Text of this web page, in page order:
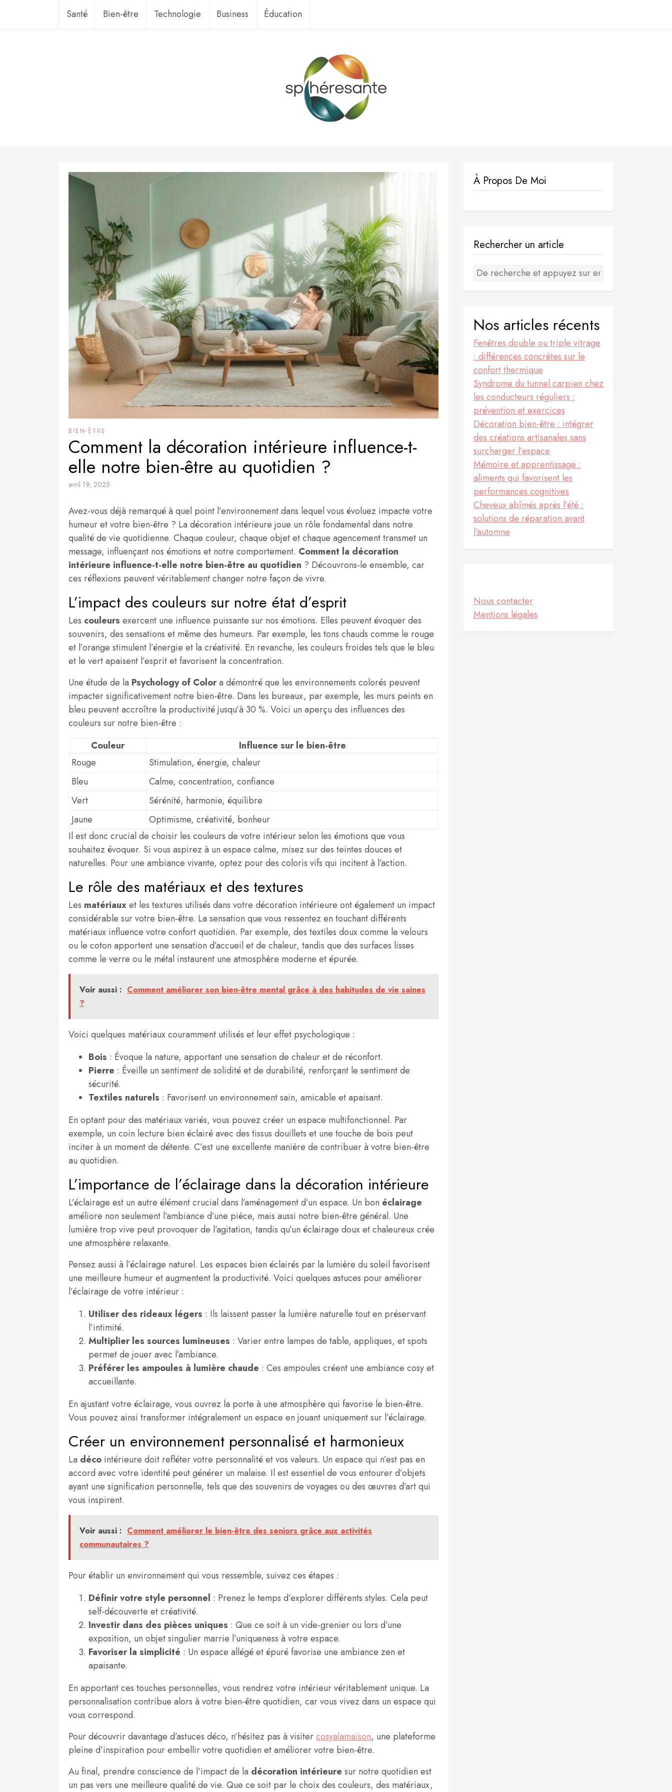
Santé Bien-être Technologie Business Éducation
BIEN-ÊTRE
Comment la décoration intérieure influence-t-
elle notre bien-être au quotidien ?
avril 19, 2025
Avez-vous déjà remarqué à quel point l’environnement dans lequel vous évoluez impacte votre
humeur et votre bien-être ? La décoration intérieure joue un rôle fondamental dans notre
qualité de vie quotidienne. Chaque couleur, chaque objet et chaque agencement transmet un
message, influençant nos émotions et notre comportement. Comment la décoration
intérieure influence-t-elle notre bien-être au quotidien ? Découvrons-le ensemble, car
ces réflexions peuvent véritablement changer notre façon de vivre.
L’impact des couleurs sur notre état d’esprit
Les couleurs exercent une influence puissante sur nos émotions. Elles peuvent évoquer des
souvenirs, des sensations et même des humeurs. Par exemple, les tons chauds comme le rouge
et l’orange stimulent l’énergie et la créativité. En revanche, les couleurs froides tels que le bleu
et le vert apaisent l’esprit et favorisent la concentration.
Une étude de la Psychology of Colora démontré que les environnements colorés peuvent
impacter significativement notre bien-être. Dans les bureaux, par exemple, les murs peints en
bleu peuvent accroître la productivité jusqu’à 30 %. Voici un aperçu des influences des
couleurs sur notre bien-être :
Couleur
Influence sur le bien-être
Rouge
Stimulation, énergie, chaleur
Bleu
Calme, concentration, confiance
Vert
Sérénité, harmonie, équilibre
Jaune
Optimisme, créativité, bonheur
Il est donc crucial de choisir les couleurs de votre intérieur selon les émotions que vous
souhaitez évoquer. Si vous aspirez à un espace calme, misez sur des teintes douces et
naturelles. Pour une ambiance vivante, optez pour des coloris vifs qui incitent à l’action.
Le rôle des matériaux et des textures
Les matériauxet les textures utilisés dans votre décoration intérieure ont également un impact
considérable sur votre bien-être. La sensation que vous ressentez en touchant différents
matériaux influence votre confort quotidien. Par exemple, des textiles doux comme le velours
ou le coton apportent une sensation d’accueil et de chaleur, tandis que des surfaces lisses
comme le verre ou le métal instaurent une atmosphère moderne et épurée.
Voir aussi : Comment améliorer son bien-être mental grâce à des habitudes de vie saines
?
Voici quelques matériaux couramment utilisés et leur effet psychologique :
Bois : Évoque la nature, apportant une sensation de chaleur et de réconfort.
Pierre : Éveille un sentiment de solidité et de durabilité, renforçant le sentiment de
sécurité.
Textiles naturels : Favorisent un environnement sain, amicable et apaisant.
En optant pour des matériaux variés, vous pouvez créer un espace multifonctionnel. Par
exemple, un coin lecture bien éclairé avec des tissus douillets et une touche de bois peut
inciter à un moment de détente. C’est une excellente manière de contribuer à votre bien-être
au quotidien.
L’importance de l’éclairage dans la décoration intérieure
L’éclairage est un autre élément crucial dans l’aménagement d’un espace. Un bon éclairage
améliore non seulement l’ambiance d’une pièce, mais aussi notre bien-être général. Une
lumière trop vive peut provoquer de l’agitation, tandis qu’un éclairage doux et chaleureux crée
une atmosphère relaxante.
Pensez aussi à l’éclairage naturel. Les espaces bien éclairés par la lumière du soleil favorisent
une meilleure humeur et augmentent la productivité. Voici quelques astuces pour améliorer
l’éclairage de votre intérieur :
Utiliser des rideaux légers : Ils laissent passer la lumière naturelle tout en préservant
l’intimité.
Multiplier les sources lumineuses : Varier entre lampes de table, appliques, et spots
permet de jouer avec l’ambiance.
Préférer les ampoules à lumière chaude : Ces ampoules créent une ambiance cosy et
accueillante.
En ajustant votre éclairage, vous ouvrez la porte à une atmosphère qui favorise le bien-être.
Vous pouvez ainsi transformer intégralement un espace en jouant uniquement sur l’éclairage.
Créer un environnement personnalisé et harmonieux
La déco intérieure doit refléter votre personnalité et vos valeurs. Un espace qui n’est pas en
accord avec votre identité peut générer un malaise. Il est essentiel de vous entourer d’objets
ayant une signification personnelle, tels que des souvenirs de voyages ou des œuvres d’art qui
vous inspirent.
Voir aussi : Comment améliorer le bien-être des seniors grâce aux activités
communautaires ?
Pour établir un environnement qui vous ressemble, suivez ces étapes :
Définir votre style personnel : Prenez le temps d’explorer différents styles. Cela peut
self-découverte et créativité.
Investir dans des pièces uniques : Que ce soit à un vide-grenier ou lors d’une
exposition, un objet singulier marrie l’uniqueness à votre espace.
Favoriser la simplicité : Un espace allégé et épuré favorise une ambiance zen et
apaisante.
En apportant ces touches personnelles, vous rendrez votre intérieur véritablement unique. La
personnalisation contribue alors à votre bien-être quotidien, car vous vivez dans un espace qui
vous correspond.
Pour découvrir davantage d’astuces déco, n’hésitez pas à visitercosyalamaison, une plateforme
pleine d’inspiration pour embellir votre quotidien et améliorer votre bien-être.
Au final, prendre conscience de l’impact de la décoration intérieure sur notre quotidien est
un pas vers une meilleure qualité de vie. Que ce soit par le choix des couleurs, des matériaux,
À Propos De Moi
Rechercher un article
Nos articles récents
Fenêtres double ou triple vitrage
: différences concrètes sur le
confort thermique
Syndrome du tunnel carpien chez
les conducteurs réguliers :
prévention et exercices
Décoration bien-être : intégrer
des créations artisanales sans
surcharger l’espace
Mémoire et apprentissage :
aliments qui favorisent les
performances cognitives
Cheveux abîmés après l’été :
solutions de réparation avant
l’automne
Nous contacter
Mentions légales